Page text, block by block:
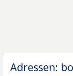
Adressen: